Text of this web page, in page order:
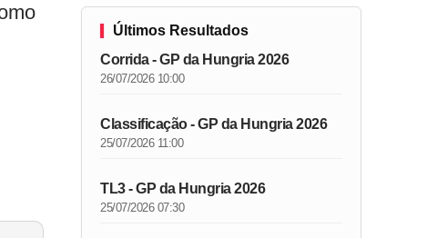
Últimos Resultados
Corrida - GP da Hungria 2026
26/07/2026 10:00
Classificação - GP da Hungria 2026
25/07/2026 11:00
TL3 - GP da Hungria 2026
25/07/2026 07:30